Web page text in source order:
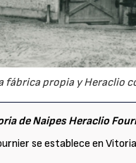
fábrica propia y Heraclio
de Naipes Heraclio
se establece en